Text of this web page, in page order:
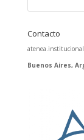
Contacto
Buenos Aires,